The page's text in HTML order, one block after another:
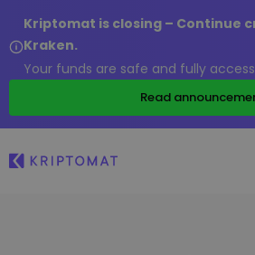
Kriptomat is closing – Continue
Kraken.
Your funds are safe and fully
Read